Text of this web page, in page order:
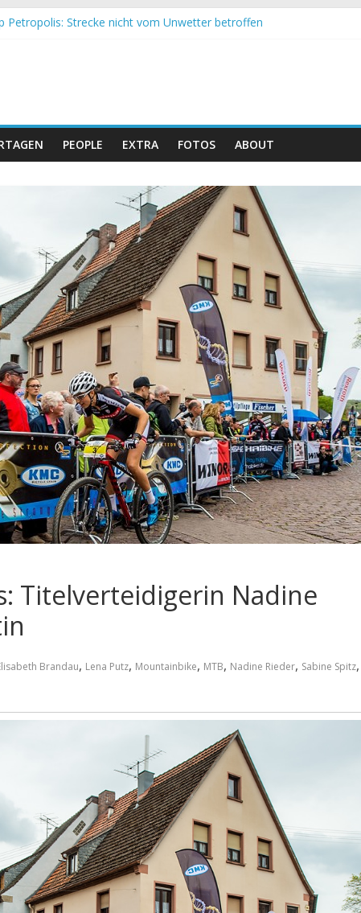
Petropolis: Strecke nicht vom Unwetter betroffen
PEOPLE EXTRA FOTOS ABOUT
Titelverteidigerin Nadine
Brandau, Lena Putz, Mountainbike, MTB, Nadine Rieder, Sabine Spitz,